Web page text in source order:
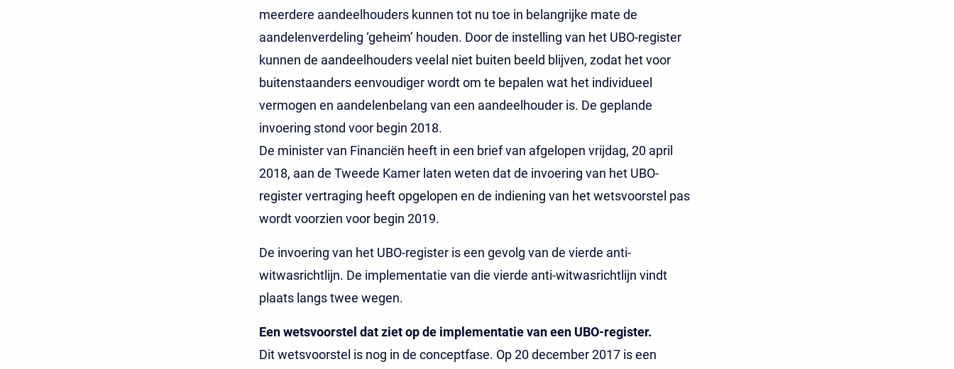
meerdere aandeelhouders kunnen tot nu toe in belangrijke mate de
aandelenverdeling ‘geheim’ houden. Door de instelling van het UBO-register
kunnen de aandeelhouders veelal niet buiten beeld blijven, zodat het voor
buitenstaanders eenvoudiger wordt om te bepalen wat het individueel
vermogen en aandelenbelang van een aandeelhouder is. De geplande
invoering stond voor begin 2018.
De minister van Financiën heeft in een brief van afgelopen vrijdag, 20 april
2018, aan de Tweede Kamer laten weten dat de invoering van het UBO-
register vertraging heeft opgelopen en de indiening van het wetsvoorstel pas
wordt voorzien voor begin 2019.
De invoering van het UBO-register is een gevolg van de vierde anti-
witwasrichtlijn. De implementatie van die vierde anti-witwasrichtlijn vindt
plaats langs twee wegen.
Een wetsvoorstel dat ziet op de implementatie van een UBO-register.
Dit wetsvoorstel is nog in de conceptfase. Op 20 december 2017 is een